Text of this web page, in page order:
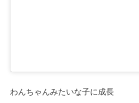
わんちゃんみたいな子に成長